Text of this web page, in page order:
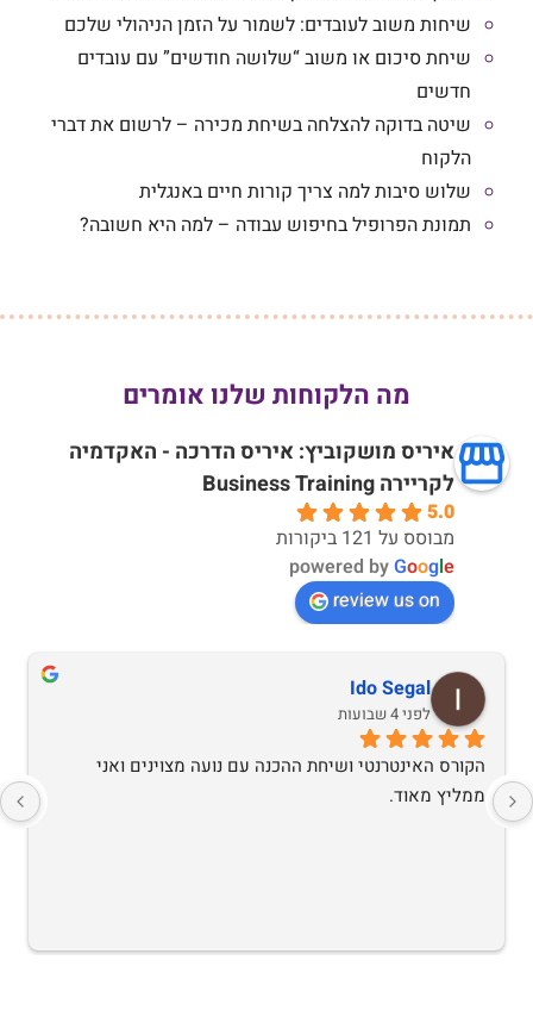
שיחות משוב לעובדים: לשמור על הזמן הניהולי שלכם
שיחת סיכום או משוב “שלושה חודשים” עם עובדים
חדשים
שיטה בדוקה להצלחה בשיחת מכירה – לרשום את דברי
הלקוח
שלוש סיבות למה צריך קורות חיים באנגלית
תמונת הפרופיל בחיפוש עבודה – למה היא חשובה?
מה הלקוחות שלנו אומרים
איריס מושקוביץ: איריס הדרכה - האקדמיה
לקריירה Business Training
5.0
מבוסס על 121 ביקורות
powered byGoogle
review us on
Ido Segal
לפני 4 שבועות
הקורס האינטרנטי ושיחת ההכנה עם נועה מצוינים ואני
ממליץ מאוד.